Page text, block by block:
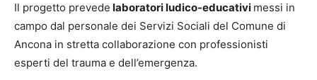
Il progetto prevede laboratori ludico-educativi messi in
campo dal personale dei Servizi Sociali del Comune di
Ancona in stretta collaborazione con professionisti
esperti del trauma e dell’emergenza.